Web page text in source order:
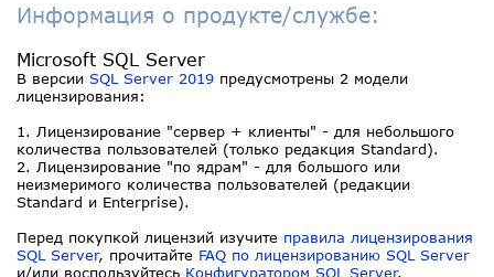
Информация о продукте/службе:
Microsoft SQL Server
В версии SQL Server 2019 предусмотрены 2 модели
лицензирования:
1. Лицензирование "сервер + клиенты" - для небольшого
количества пользователей (только редакция Standard).
2. Лицензирование "по ядрам" - для большого или
неизмеримого количества пользователей (редакции
Standard и Enterprise).
Перед покупкой лицензий изучите правила лицензирования
SQL Server, прочитайте FAQ по лицензированию SQL Server
и/или воспользуйтесь Конфигуратором SQL Server.